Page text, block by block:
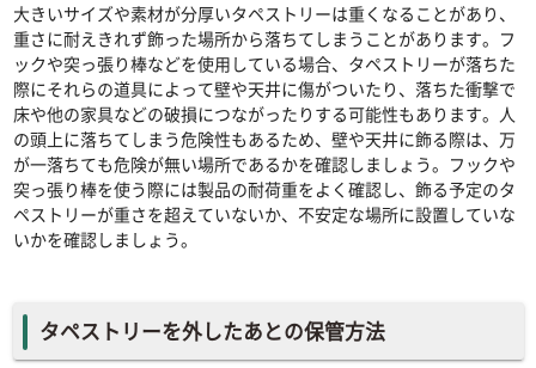
大きいサイズや素材が分厚いタペストリーは重くなることがあり、
重さに耐えきれず飾った場所から落ちてしまうことがあります。フ
ックや突っ張り棒などを使用している場合、タペストリーが落ちた
際にそれらの道具によって壁や天井に傷がついたり、落ちた衝撃で
床や他の家具などの破損につながったりする可能性もあります。人
の頭上に落ちてしまう危険性もあるため、壁や天井に飾る際は、万
が一落ちても危険が無い場所であるかを確認しましょう。フックや
突っ張り棒を使う際には製品の耐荷重をよく確認し、飾る予定のタ
ペストリーが重さを超えていないか、不安定な場所に設置していな
いかを確認しましょう。
タペストリーを外したあとの保管方法